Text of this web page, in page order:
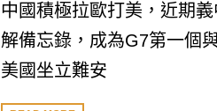
中國積極拉歐打美，近期
解備忘錄，成為G7第一個
美國坐立難安